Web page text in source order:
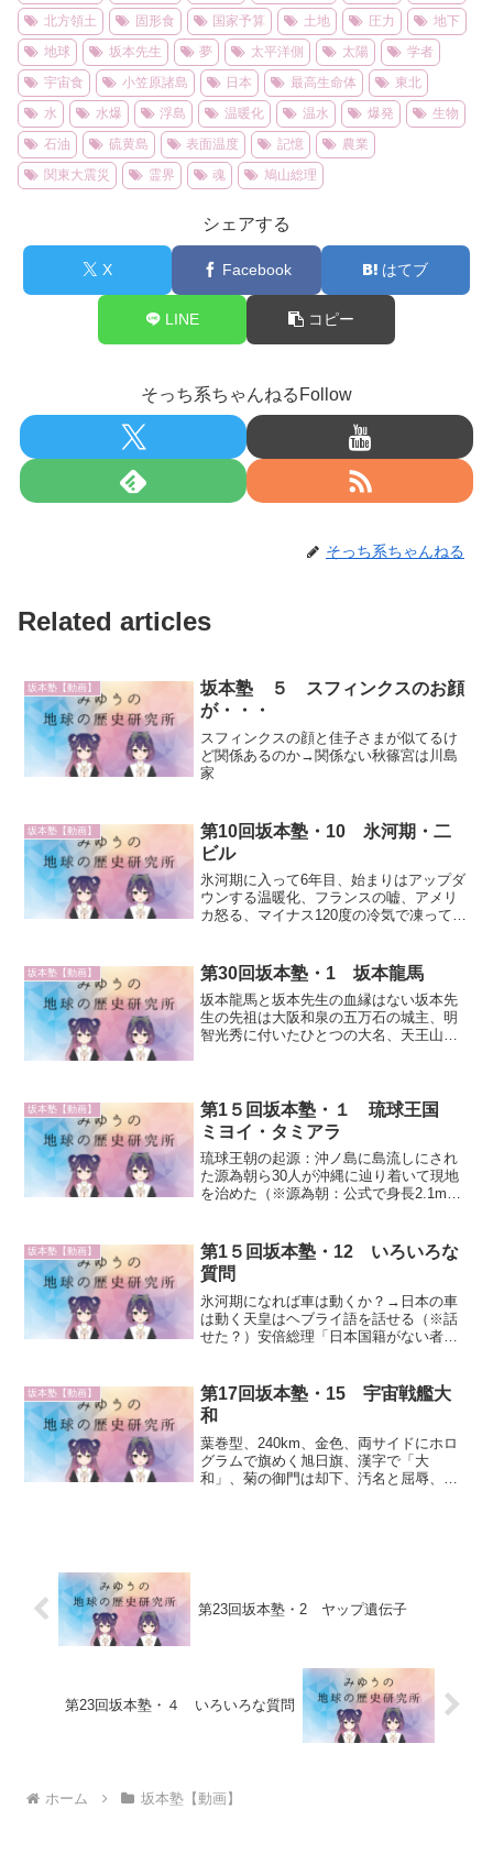
北方領土
固形食 国家予算 土地 圧力
地下
地球
坂本先生 夢 太平洋側 太陽
学者
宇宙食
小笠原諸島 日本 最高生命体
東北
水
水爆 浮島 温暖化 温水 爆発
生物
石油
硫黄島 表面温度 記憶
農業
関東大震災
霊界 魂 鳩山総理
シェアする
X Facebook はてブ
LINE コピー
そっち系ちゃんねるFollow
そっち系ちゃんねる
Related articles
坂本塾【動画】
坂本塾 ５ スフィンクスのお顔
が・・・
スフィンクスの顔と佳子さまが似てるけ
ど関係あるのか→関係ない秋篠宮は川島
家
坂本塾【動画】
第10回坂本塾・10 氷河期・二
ビル
氷河期に入って6年目、始まりはアップダ
ウンする温暖化、フランスの嘘、アメリ
カ怒る、マイナス120度の冷気で凍ってい
軋り東京から凍る、東京オリンピック、
川が凍る、零下2...
坂本塾【動画】 第30回坂本塾・1 坂本龍馬
坂本龍馬と坂本先生の血縁はない坂本先
生の先祖は大阪和泉の五万石の城主、明
智光秀に付いたひとつの大名、天王山の
坂本龍馬は八咫烏ではない...
坂本塾【動画】
第1５回坂本塾・１ 琉球王国
ミヨイ・タミアラ
琉球王朝の起源：沖ノ島に島流しにされ
た源為朝ら30人が沖縄に辿り着いて現地
を治めた（※源為朝：公式で身長2.1m、
陸もなく海の底、宇宙人が海の底を持ち
上げた、日...
坂本塾【動画】
第1５回坂本塾・12 いろいろな
質問
氷河期になれば車は動くか？→日本の車
は動く天皇はヘブライ語を話せる（※話
せた？）安倍総理「日本国籍がない者に
ば憲法9条は飛ぶ、自衛権、憲法がなくな
れば明治憲法が出てく...
坂本塾【動画】
第17回坂本塾・15 宇宙戦艦大
和
葉巻型、240km、金色、両サイドにホロ
グラムで旗めく旭日旗、漢字で「大
和」、菊の御門は却下、汚名と屈辱、木
第23回坂本塾・2 ヤップ遺伝子
第23回坂本塾・４ いろいろな質問
ホーム 坂本塾【動画】